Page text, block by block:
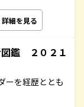
詳細を見る
鑑 ２０２１
ーを経歴ととも